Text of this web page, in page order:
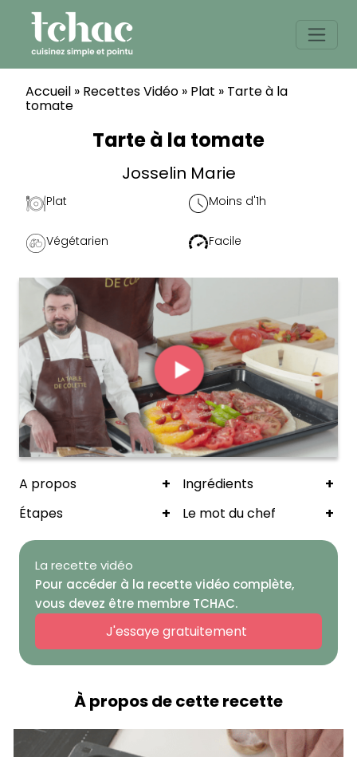
content
Accueil » Recettes Vidéo » Plat » Tarte à la
tomate
Tarte à la tomate
Josselin Marie
Plat Moins d'1h
Végétarien Facile
A propos + Ingrédients +
Étapes + Le mot du chef +
La recette vidéo
Pour accéder à la recette vidéo complète,
vous devez être membre TCHAC.
J'essaye gratuitement
À propos de cette recette